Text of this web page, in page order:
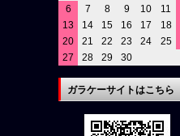
6
7 8 9 10 11
13
14 15 16 17 18
20
21 22 23 24 25
27
28 29 30
ガラケーサイトはこちら